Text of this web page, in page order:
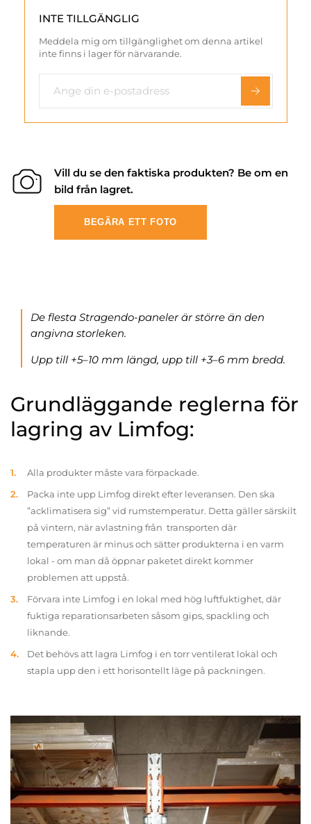
INTE TILLGÄNGLIG
Meddela mig om tillgänglighet om denna artikel
inte finns i lager för närvarande.
Vill du se den faktiska produkten? Be om en
bild från lagret.
BEGÄRA ETT FOTO
De flesta Stragendo-paneler är större än den
angivna storleken.
Upp till +5–10 mm längd, upp till +3–6 mm bredd.
Grundläggande reglerna för
lagring av Limfog:
Alla produkter måste vara förpackade.
Packa inte upp Limfog direkt efter leveransen. Den ska
”acklimatisera sig” vid rumstemperatur. Detta gäller särskilt
på vintern, när avlastning från transporten där
temperaturen är minus och sätter produkterna i en varm
lokal - om man då öppnar paketet direkt kommer
problemen att uppstå.
Förvara inte Limfog i en lokal med hög luftfuktighet, där
fuktiga reparationsarbeten såsom gips, spackling och
liknande.
Det behövs att lagra Limfog i en torr ventilerat lokal och
stapla upp den i ett horisontellt läge på packningen.